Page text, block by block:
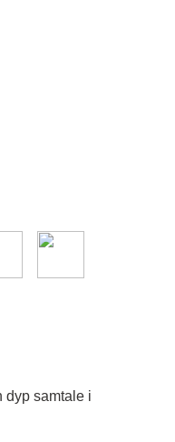
dyp samtale i